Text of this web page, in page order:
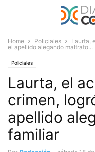
Home Policiales
Laurta,
el apellido alegando maltrato...
Policiales
Laurta, el
crimen,
apellido
familiar